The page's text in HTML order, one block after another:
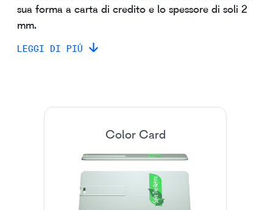
sua forma a carta di credito e lo spessore di soli 2
mm.
LEGGI DI PIÚ
Color Card